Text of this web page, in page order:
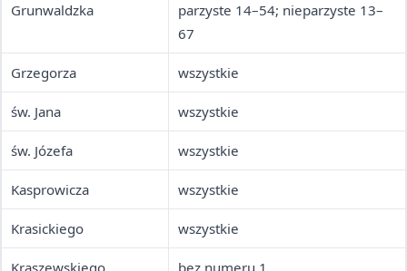
Grunwaldzka
parzyste 14–54; nieparzyste 13–
67
Grzegorza wszystkie
św. Jana wszystkie
św. Józefa wszystkie
Kasprowicza wszystkie
Krasickiego wszystkie